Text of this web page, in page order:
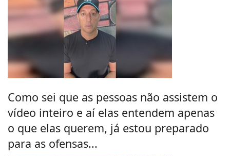
Como sei que as pessoas não assistem o
vídeo inteiro e aí elas entendem apenas
o que elas querem, já estou preparado
para as ofensas...